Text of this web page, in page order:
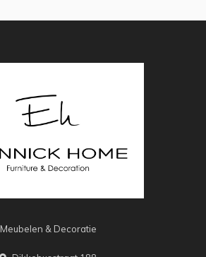
Meubelen & Decoratie